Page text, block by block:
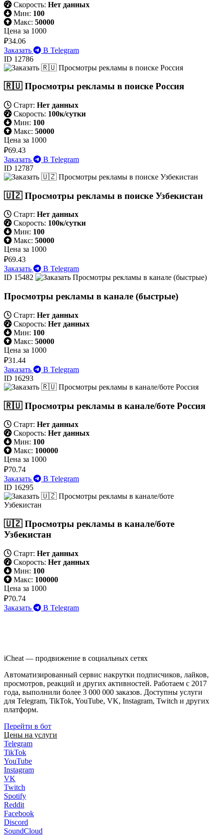
Скорость: Нет данных
Мин: 100
Макс: 50000
Цена за 1000
₽34.06
Заказать
В Telegram
ID 12786
🇷🇺 Просмотры рекламы в поиске Россия
Старт: Нет данных
Скорость: 100к/сутки
Мин: 100
Макс: 50000
Цена за 1000
₽69.43
Заказать
В Telegram
ID 12787
🇺🇿 Просмотры рекламы в поиске Узбекистан
Старт: Нет данных
Скорость: 100к/сутки
Мин: 100
Макс: 50000
Цена за 1000
₽69.43
Заказать
В Telegram
ID 15482
Просмотры рекламы в канале (быстрые)
Старт: Нет данных
Скорость: Нет данных
Мин: 100
Макс: 50000
Цена за 1000
₽31.44
Заказать
В Telegram
ID 16293
🇷🇺 Просмотры рекламы в канале/боте Россия
Старт: Нет данных
Скорость: Нет данных
Мин: 100
Макс: 100000
Цена за 1000
₽70.74
Заказать
В Telegram
ID 16295
🇺🇿 Просмотры рекламы в канале/боте
Узбекистан
Старт: Нет данных
Скорость: Нет данных
Мин: 100
Макс: 100000
Цена за 1000
₽70.74
Заказать
В Telegram
iCheat — продвижение в социальных сетях
Автоматизированный сервис накрутки подписчиков, лайков,
просмотров, реакций и других активностей. Работаем с 2017
года, выполнили более 3 000 000 заказов. Доступны услуги
для Telegram, TikTok, YouTube, VK, Instagram, Twitch и других
платформ.
Перейти в бот
Цены на услуги
Telegram
TikTok
YouTube
Instagram
VK
Twitch
Spotify
Reddit
Facebook
Discord
SoundCloud